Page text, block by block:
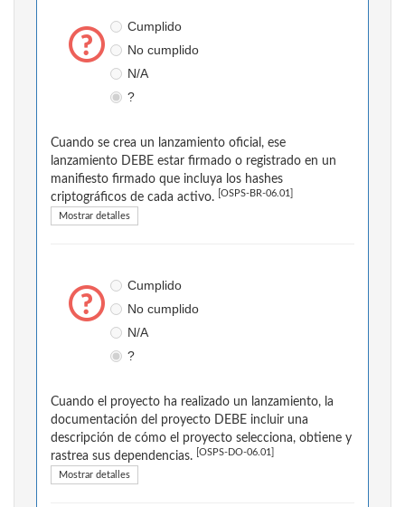
Cumplido
No cumplido
N/A
?
Cuando se crea un lanzamiento oficial, ese
lanzamiento DEBE estar firmado o registrado en un
manifiesto firmado que incluya los hashes
criptográficos de cada activo.
[OSPS-BR-06.01]
Mostrar detalles
Cumplido
No cumplido
N/A
?
Cuando el proyecto ha realizado un lanzamiento, la
documentación del proyecto DEBE incluir una
descripción de cómo el proyecto selecciona, obtiene y
rastrea sus dependencias.
[OSPS-DO-06.01]
Mostrar detalles